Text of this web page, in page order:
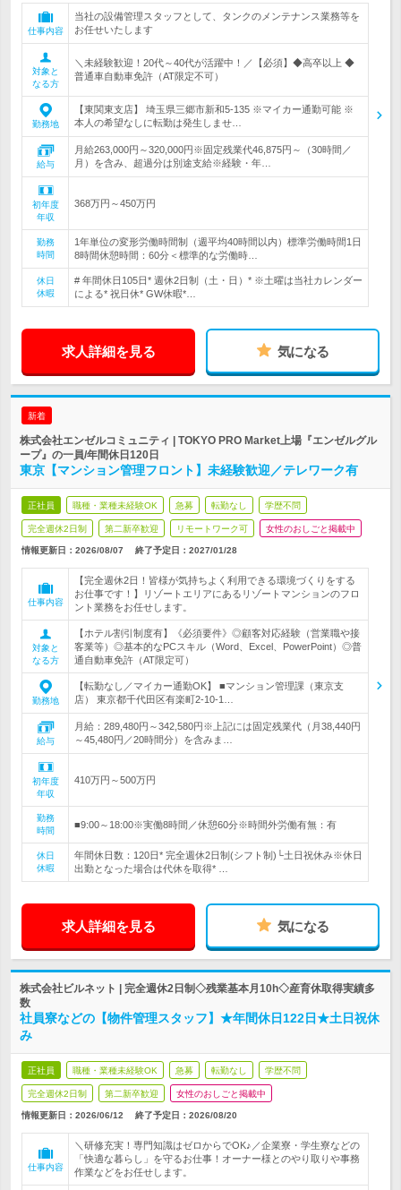
仕事内容
当社の設備管理スタッフとして、タンクのメンテナンス業務等を
お任せいたします
対象と
なる方
＼未経験歓迎！20代～40代が活躍中！／【必須】◆高卒以上 ◆
普通車自動車免許（AT限定不可）
勤務地
【東関東支店】 埼玉県三郷市新和5-135 ※マイカー通勤可能 ※
本人の希望なしに転勤は発生しませ…
給与
月給263,000円～320,000円※固定残業代46,875円～（30時間／
月）を含み、超過分は別途支給※経験・年…
初年度
年収
368万円～450万円
勤務
時間
1年単位の変形労働時間制（週平均40時間以内）標準労働時間1日
8時間休憩時間：60分＜標準的な労働時…
休日
休暇
# 年間休日105日* 週休2日制（土・日）* ※土曜は当社カレンダー
による* 祝日休* GW休暇*…
求人詳細を見る 気になる
新着
株式会社エンゼルコミュニティ | TOKYO PRO Market上場『エンゼルグル
ープ』の一員/年間休日120日
東京【マンション管理フロント】未経験歓迎／テレワーク有
正社員 職種・業種未経験OK 急募 転勤なし 学歴不問
完全週休2日制 第二新卒歓迎 リモートワーク可 女性のおしごと掲載中
情報更新日：2026/08/07 終了予定日： 2027/01/28
仕事内容
【完全週休2日！皆様が気持ちよく利用できる環境づくりをする
お仕事です！】リゾートエリアにあるリゾートマンションのフロ
ント業務をお任せします。
対象と
なる方
【ホテル割引制度有】《必須要件》◎顧客対応経験（営業職や接
客業等）◎基本的なPCスキル（Word、Excel、PowerPoint）◎普
通自動車免許（AT限定可）
勤務地
【転勤なし／マイカー通勤OK】 ■マンション管理課（東京支
店） 東京都千代田区有楽町2-10-1…
給与
月給：289,480円～342,580円※上記には固定残業代（月38,440円
～45,480円／20時間分）を含みま…
初年度
年収
410万円～500万円
勤務
時間
■9:00～18:00※実働8時間／休憩60分※時間外労働有無：有
休日
休暇
年間休日数：120日* 完全週休2日制(シフト制)└土日祝休み※休日
出勤となった場合は代休を取得* …
求人詳細を見る 気になる
株式会社ビルネット | 完全週休2日制◇残業基本月10h◇産育休取得実績多
数
社員寮などの【物件管理スタッフ】★年間休日122日★土日祝休
み
正社員 職種・業種未経験OK 急募 転勤なし 学歴不問
完全週休2日制 第二新卒歓迎 女性のおしごと掲載中
情報更新日：2026/06/12 終了予定日： 2026/08/20
仕事内容
＼研修充実！専門知識はゼロからでOK♪／企業寮・学生寮などの
「快適な暮らし」を守るお仕事！オーナー様とのやり取りや事務
作業などをお任せします。